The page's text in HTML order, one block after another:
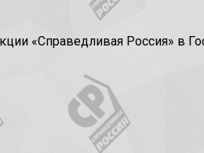
«Справедливая Россия» в